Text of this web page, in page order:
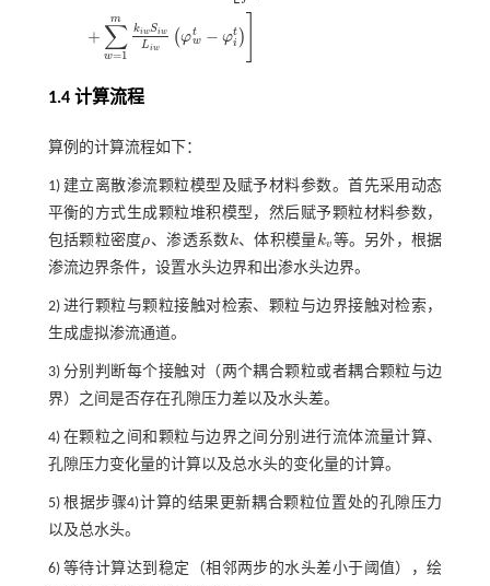
+ ∑
w=1
m
kiwSiw
Liw
(φt
w − φt
i )
1 nk
1.4 计算流程
算例的计算流程如下：
1) 建立离散渗流颗粒模型及赋予材料参数。首先采用动态
平衡的方式生成颗粒堆积模型，然后赋予颗粒材料参数，
包括颗粒密度ρ
ρ、渗透系数k
k、体积模量kv
kv 等。另外，根据
渗流边界条件，设置水头边界和出渗水头边界。
2) 进行颗粒与颗粒接触对检索、颗粒与边界接触对检索，
生成虚拟渗流通道。
3) 分别判断每个接触对（两个耦合颗粒或者耦合颗粒与边
界）之间是否存在孔隙压力差以及水头差。
4) 在颗粒之间和颗粒与边界之间分别进行流体流量计算、
孔隙压力变化量的计算以及总水头的变化量的计算。
5) 根据步骤4)计算的结果更新耦合颗粒位置处的孔隙压力
以及总水头。
6) 等待计算达到稳定（相邻两步的水头差小于阈值），绘